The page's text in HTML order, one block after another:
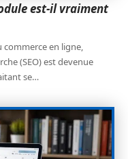
est-il vraiment
en ligne,
(SEO) est devenue
se…